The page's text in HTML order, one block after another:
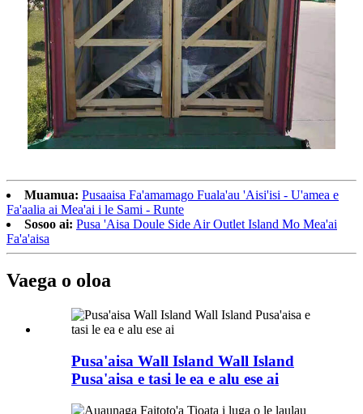
Muamua: Pusaaisa Fa'amamago Fuala'au 'Aisi'isi - U'amea e
Fa'aalia ai Mea'ai i le Sami - Runte
Sosoo ai: Pusa 'Aisa Doule Side Air Outlet Island Mo Mea'ai
Fa'a'aisa
Vaega o oloa
Pusa'aisa Wall Island Wall Island
Pusa'aisa e tasi le ea e alu ese ai